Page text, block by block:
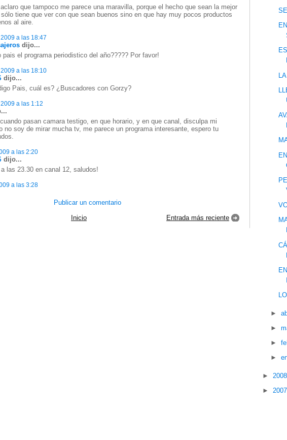
que tampoco me parece una maravilla, porque el hecho que sean la mejor
tiene que ver con que sean buenos sino en que hay muy pocos productos
al aire.
a las 18:47
dijo...
pais el programa periodistico del año????? Por favor!
a las 18:10
dijo...
Pais, cuál es? ¿Buscadores con Gorzy?
a las 1:12
pasan camara testigo, en que horario, y en que canal, disculpa mi
no soy de mirar mucha tv, me parece un programa interesante, espero tu
a las 2:20
dijo...
las 23.30 en canal 12, saludos!
a las 3:28
Publicar un comentario
Entrada más reciente
Inicio
►
►
►
►
►
►